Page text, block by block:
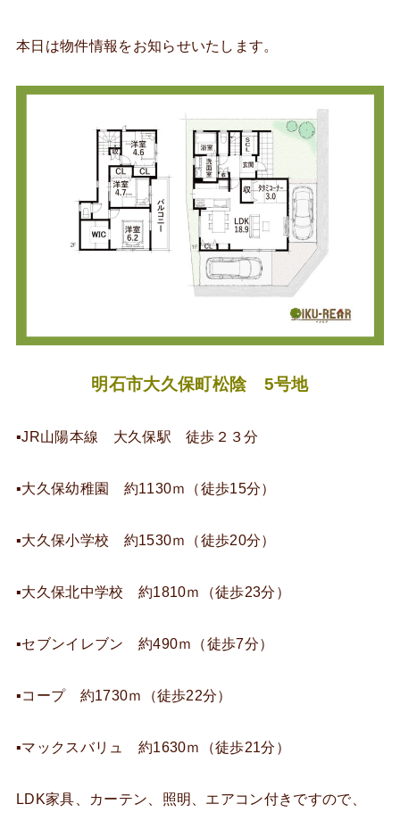
本日は物件情報をお知らせいたします。
明石市大久保町松陰 5号地
▪JR山陽本線 大久保駅 徒歩２３分
▪大久保幼稚園 約1130ｍ（徒歩15分）
▪大久保小学校 約1530ｍ（徒歩20分）
▪大久保北中学校 約1810ｍ（徒歩23分）
▪セブンイレブン 約490ｍ（徒歩7分）
▪コープ 約1730ｍ（徒歩22分）
▪マックスバリュ 約1630ｍ（徒歩21分）
LDK家具、カーテン、照明、エアコン付きですので、